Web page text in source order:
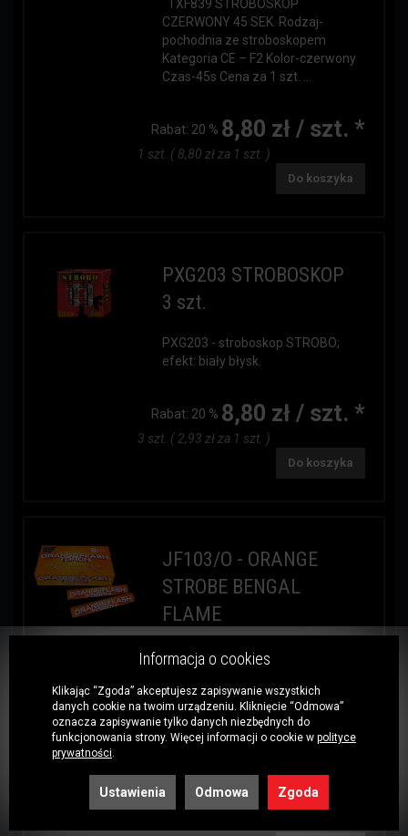
TXF839 STROBOSKOP
CZERWONY 45 SEK. Rodzaj-
pochodnia ze stroboskopem
Kategoria CE – F2 Kolor-czerwony
Czas-45s Cena za 1 szt. ...
Rabat: 20 % 8,80 zł / szt. *
1 szt. ( 8,80 zł za 1 szt. )
Do koszyka
PXG203 STROBOSKOP
3 szt.
PXG203 - stroboskop STROBO;
efekt: biały błysk.
Rabat: 20 % 8,80 zł / szt. *
3 szt. ( 2,93 zł za 1 szt. )
Do koszyka
JF103/O - ORANGE
STROBE BENGAL
FLAME
JF103/O - ORANGE STROBE
BENGAL FLAME Opis efektu
POMARAŃCZOWY MIGAJĄCY
OGIEŃ BENGALSKI / ORANGE
STROBE BENGAL FLAME; 30 SEC.
cena za 1 sztukę
Rabat: 8,80 zł *
Informacja o cookies
Klikając “Zgoda” akceptujesz zapisywanie wszystkich
danych cookie na twoim urządzeniu. Kliknięcie “Odmowa”
oznacza zapisywanie tylko danych niezbędnych do
funkcjonowania strony. Więcej informacji o cookie w polityce
prywatności.
Ustawienia Odmowa Zgoda